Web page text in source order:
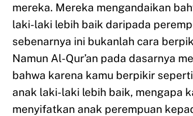
mereka. Mereka mengandaikan
laki-laki lebih baik daripada
sebenarnya ini bukanlah cara
Namun Al-Qur’an pada dasarnya
bahwa karena kamu berpikir
anak laki-laki lebih baik, mengapa
menyifatkan anak perempuan